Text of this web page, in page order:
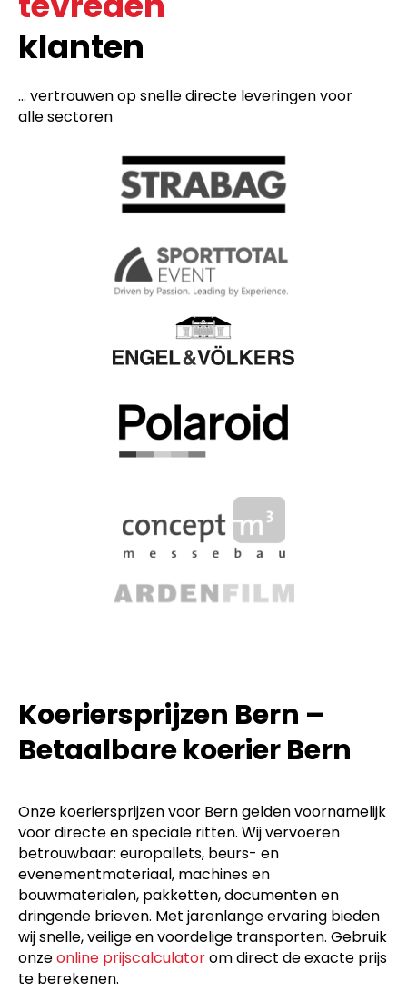
klanten
... vertrouwen op snelle directe leveringen voor
alle sectoren
Koeriersprijzen Bern –
Betaalbare koerier Bern
Onze koeriersprijzen voor Bern gelden voornamelijk
voor directe en speciale ritten. Wij vervoeren
betrouwbaar: europallets, beurs- en
evenementmateriaal, machines en
bouwmaterialen, pakketten, documenten en
dringende brieven. Met jarenlange ervaring bieden
wij snelle, veilige en voordelige transporten. Gebruik
onzeonline prijscalculatorom direct de exacte prijs
te berekenen.